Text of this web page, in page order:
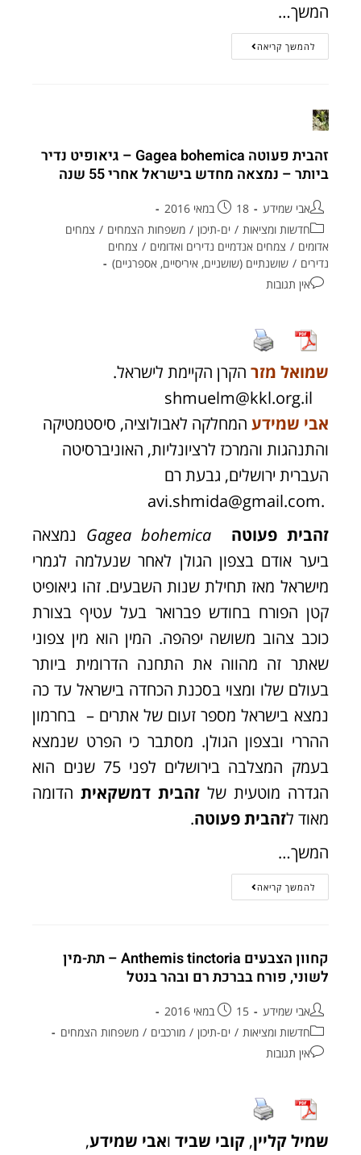
המשך…
להמשך קריאה
זהבית פעוטה Gagea bohemica – גיאופיט נדיר
ביותר – נמצאה מחדש בישראל אחרי 55 שנה
אבי שמידע
18 במאי 2016
חדשות ומציאות / ים-תיכון / משפחות הצמחים / צמחים
אדומים / צמחים אנדמיים נדירים ואדומים / צמחים
נדירים / שושנתיים (שושניים, איריסיים, אספרגיים)
אין תגובות
שמואל מזר הקרן הקיימת לישראל.
shmuelm@kkl.org.il
אבי שמידע המחלקה לאבולוציה, סיסטמטיקה
והתנהגות והמרכז לרציונליות, האוניברסיטה
העברית ירושלים, גבעת רם
.
avi.shmida@gmail.com
זהבית פעוטה
Gagea bohemica נמצאה
ביער אודם בצפון הגולן לאחר שנעלמה לגמרי
מישראל מאז תחילת שנות השבעים. זהו גיאופיט
קטן הפורח בחודש פברואר בעל עטיף בצורת
כוכב צהוב משושה יפהפה. המין הוא מין צפוני
שאתר זה מהווה את התחנה הדרומית ביותר
בעולם שלו ומצוי בסכנת הכחדה בישראל עד כה
נמצא בישראל מספר זעום של אתרים – בחרמון
ההררי ובצפון הגולן. מסתבר כי הפרט שנמצא
בעמק המצלבה בירושלים לפני 75 שנים הוא
הגדרה מוטעית של זהבית דמשקאיתהדומה
מאוד לזהבית פעוטה.
המשך…
להמשך קריאה
קחוון הצבעים Anthemis tinctoria – תת-מין
לשוני, פורח בברכת רם ובהר בנטל
אבי שמידע
15 במאי 2016
חדשות ומציאות / ים-תיכון / מורכבים / משפחות הצמחים
אין תגובות
שמיל קליין,קובי שביד ואבי שמידע,